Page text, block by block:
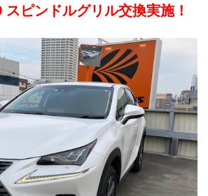
ピンドルグリル交換実施！